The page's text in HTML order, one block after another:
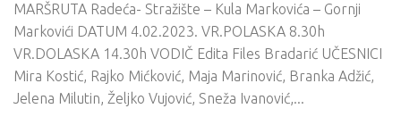
MARŠRUTA Radeća- Stražište – Kula Markovića – Gornji
Markovići DATUM 4.02.2023. VR.POLASKA 8.30h
VR.DOLASKA 14.30h VODIČ Edita Files Bradarić UČESNICI
Mira Kostić, Rajko Mićković, Maja Marinović, Branka Adžić,
Jelena Milutin, Željko Vujović, Sneža Ivanović,...